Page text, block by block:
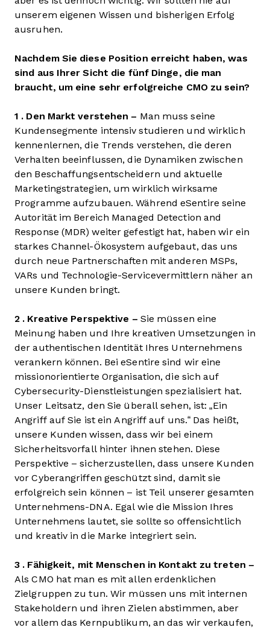
unserem eigenen Wissen und bisherigen Erfolg
ausruhen.
Nachdem Sie diese Position erreicht haben, was
sind aus Ihrer Sicht die fünf Dinge, die man
braucht, um eine sehr erfolgreiche CMO zu sein?
1 . Den Markt verstehen – Man muss seine
Kundensegmente intensiv studieren und wirklich
kennenlernen, die Trends verstehen, die deren
Verhalten beeinflussen, die Dynamiken zwischen
den Beschaffungsentscheidern und aktuelle
Marketingstrategien, um wirklich wirksame
Programme aufzubauen. Während eSentire seine
Autorität im Bereich Managed Detection and
Response (MDR) weiter gefestigt hat, haben wir ein
starkes Channel-Ökosystem aufgebaut, das uns
durch neue Partnerschaften mit anderen MSPs,
VARs und Technologie-Servicevermittlern näher an
unsere Kunden bringt.
2 . Kreative Perspektive – Sie müssen eine
Meinung haben und Ihre kreativen Umsetzungen in
der authentischen Identität Ihres Unternehmens
verankern können. Bei eSentire sind wir eine
missionorientierte Organisation, die sich auf
Cybersecurity-Dienstleistungen spezialisiert hat.
Unser Leitsatz, den Sie überall sehen, ist: „Ein
Angriff auf Sie ist ein Angriff auf uns.“ Das heißt,
unsere Kunden wissen, dass wir bei einem
Sicherheitsvorfall hinter ihnen stehen. Diese
Perspektive – sicherzustellen, dass unsere Kunden
vor Cyberangriffen geschützt sind, damit sie
erfolgreich sein können – ist Teil unserer gesamten
Unternehmens-DNA. Egal wie die Mission Ihres
Unternehmens lautet, sie sollte so offensichtlich
und kreativ in die Marke integriert sein.
3 . Fähigkeit, mit Menschen in Kontakt zu treten –
Als CMO hat man es mit allen erdenklichen
Zielgruppen zu tun. Wir müssen uns mit internen
Stakeholdern und ihren Zielen abstimmen, aber
vor allem das Kernpublikum, an das wir verkaufen,